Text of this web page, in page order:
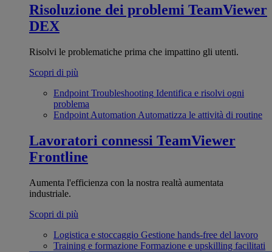
Risoluzione dei problemi TeamViewer
DEX
Risolvi le problematiche prima che impattino gli utenti.
Scopri di più
Endpoint Troubleshooting Identifica e risolvi ogni
problema
Endpoint Automation Automatizza le attività di routine
Lavoratori connessi TeamViewer
Frontline
Aumenta l'efficienza con la nostra realtà aumentata
industriale.
Scopri di più
Logistica e stoccaggio Gestione hands-free del lavoro
Training e formazione Formazione e upskilling facilitati